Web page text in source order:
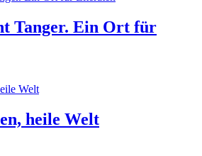
Tanger. Ein Ort für
heile Welt